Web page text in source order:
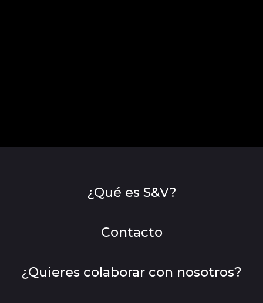
¿Qué es S&V?
Contacto
¿Quieres colaborar con nosotros?